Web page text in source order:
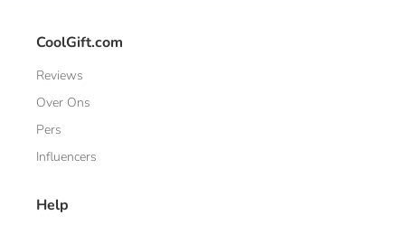
CoolGift.com
Reviews
Over Ons
Pers
Influencers
Help